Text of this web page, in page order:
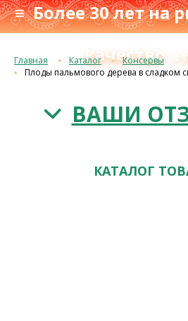
≡ Более 30 лет на
качество
с
Главная Каталог
Консервы
Плоды пальмового дерева в сладком
ВАШИ
КАТАЛОГ